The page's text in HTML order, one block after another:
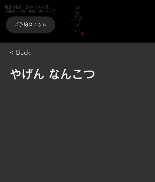
焼鳥の名店 鳥せい＆いろ鳥
北浦和・大宮・東京・青山エリア
ご予約はこちら
< Back
やげん なんこつ